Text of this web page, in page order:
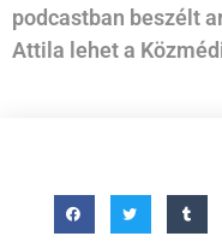
podcastban beszélt
Attila lehet a